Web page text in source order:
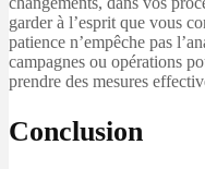
garder à l’esprit que vous
patience n’empêche pas
campagnes ou opérations
prendre des mesures
Conclusion